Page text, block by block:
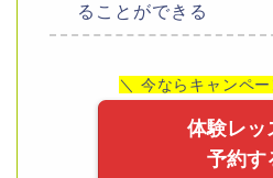
ることができる
＼ 今ならキャンペ
体験レッ
予約す